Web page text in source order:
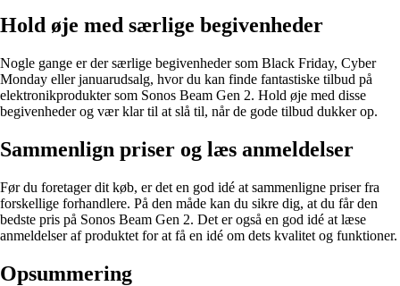
Hold øje med særlige begivenheder
Nogle gange er der særlige begivenheder som Black Friday, Cyber
Monday eller januarudsalg, hvor du kan finde fantastiske tilbud på
elektronikprodukter som Sonos Beam Gen 2. Hold øje med disse
begivenheder og vær klar til at slå til, når de gode tilbud dukker op.
Sammenlign priser og læs anmeldelser
Før du foretager dit køb, er det en god idé at sammenligne priser fra
forskellige forhandlere. På den måde kan du sikre dig, at du får den
bedste pris på Sonos Beam Gen 2. Det er også en god idé at læse
anmeldelser af produktet for at få en idé om dets kvalitet og funktioner.
Opsummering